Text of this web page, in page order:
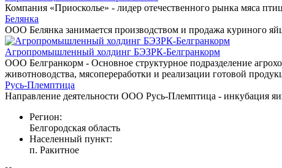
Компания «Приосколье» - лидер отечественного рынка мяса
Белянка
ООО Белянка занимается производством и продажа куриного
Агропромышленный холдинг БЭЗРК-Белгранкорм
ООО Белгранкорм - Основное структурное подразделение
животноводства, мясопереработки и реализации готовой
Русь-Племптица
Направление деятельности ООО Русь-Племптица - инкубация
Регион:
Белгородская область
Населенный пункт:
п. Ракитное